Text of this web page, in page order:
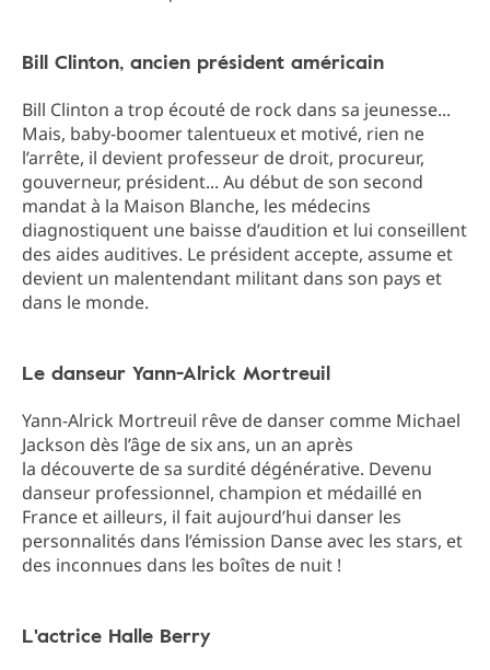
Bill Clinton, ancien président américain
Bill Clinton a trop écouté de rock dans sa jeunesse...
Mais, baby-boomer talentueux et motivé, rien ne
l’arrête, il devient professeur de droit, procureur,
gouverneur, président... Au début de son second
mandat à la Maison Blanche, les médecins
diagnostiquent une baisse d’audition et lui conseillent
des aides auditives. Le président accepte, assume et
devient un malentendant militant dans son pays et
dans le monde.
Le danseur Yann-Alrick Mortreuil
Yann-Alrick Mortreuil rêve de danser comme Michael
Jackson dès l’âge de six ans, un an après
la découverte de sa surdité dégénérative. Devenu
danseur professionnel, champion et médaillé en
France et ailleurs, il fait aujourd’hui danser les
personnalités dans l’émission Danse avec les stars, et
des inconnues dans les boîtes de nuit !
L'actrice Halle Berry